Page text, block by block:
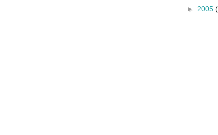
► 2005